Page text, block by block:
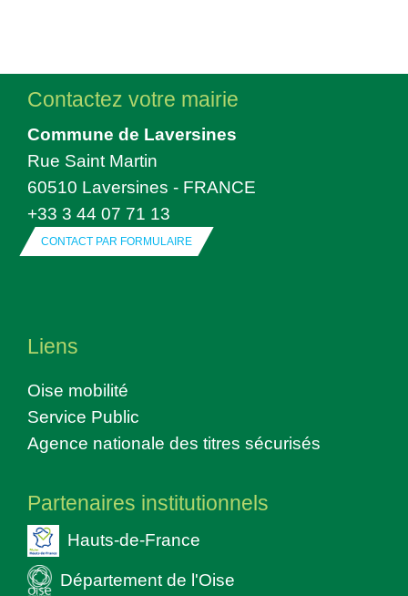
Contactez votre mairie
Commune de Laversines
Rue Saint Martin
60510 Laversines - FRANCE
+33 3 44 07 71 13
CONTACT PAR FORMULAIRE
Liens
Oise mobilité
Service Public
Agence nationale des titres sécurisés
Partenaires institutionnels
Hauts-de-France
Département de l'Oise